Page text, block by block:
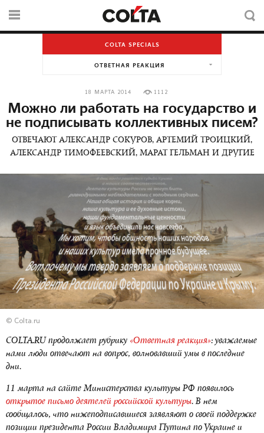
COLTA SPECIALS
ОТВЕТНАЯ РЕАКЦИЯ
18 МАРТА 2014 1112
Можно ли работать на государство и
не подписывать коллективных писем?
ОТВЕЧАЮТ АЛЕКСАНДР СОКУРОВ, АРТЕМИЙ ТРОИЦКИЙ,
АЛЕКСАНДР ТИМОФЕЕВСКИЙ, МАРАТ ГЕЛЬМАН И ДРУГИЕ
© Colta.ru
COLTA.RU продолжает рубрику «Ответная реакция»: уважаемые
нами люди отвечают на вопрос, волновавший умы в последние
дни.
11 марта на сайте Министерства культуры РФ появилось
открытое письмо деятелей российской культуры. В нем
сообщалось, что нижеподписавшиеся заявляют о своей поддержке
позиции президента России Владимира Путина по Украине и